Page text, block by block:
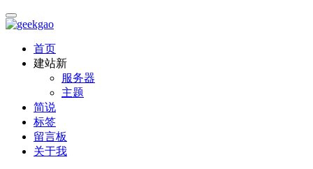
首页
建站新
服务器
主题
简说
标签
留言板
关于我